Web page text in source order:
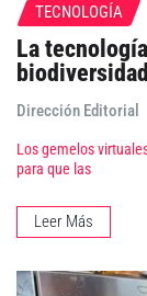
TECNOLOGÍA
La
Dirección Editorial
Los gemelos
para que las
Leer Más